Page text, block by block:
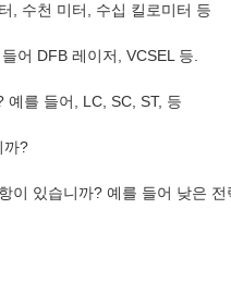
, 수천 미터, 수십 킬로미터 등
어 DFB 레이저, VCSEL 등.
예를 들어, LC, SC, ST, 등
까?
있습니까? 예를 들어 낮은